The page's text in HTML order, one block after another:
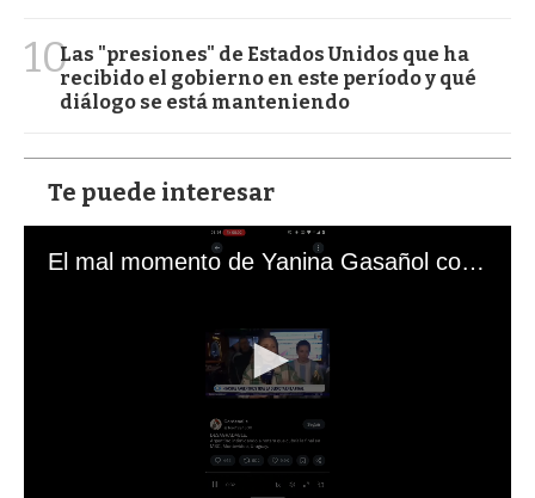
10Las "presiones" de Estados Unidos que ha
recibido el gobierno en este período y qué
diálogo se está manteniendo
Te puede interesar
El mal momento de Yanina Gasañol con un hincha argentino en "Subrayado"